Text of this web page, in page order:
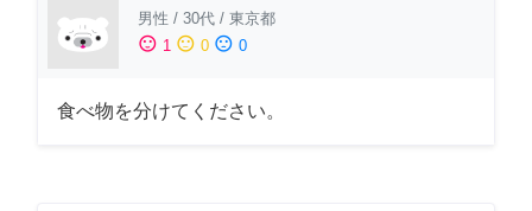
男性 / 30代 / 東京都
sentiment_satisfied 1 sentiment_neutral 0 sentiment_dissatisfied 0
食べ物を分けてください。